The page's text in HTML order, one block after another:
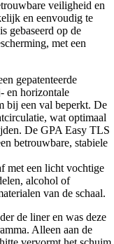
veiligheid en
en eenvoudig te
gebaseerd op de
met een
gepatenteerde
en horizontale
bij een val beperkt. De
wat optimaal
De GPA Easy TLS
betrouwbare, stabiele
met een licht vochtige
alcohol of
van de schaal.
de liner en was deze
Alleen aan de